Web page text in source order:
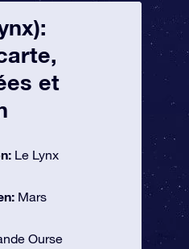
et
Le Lynx
Mars
Ourse